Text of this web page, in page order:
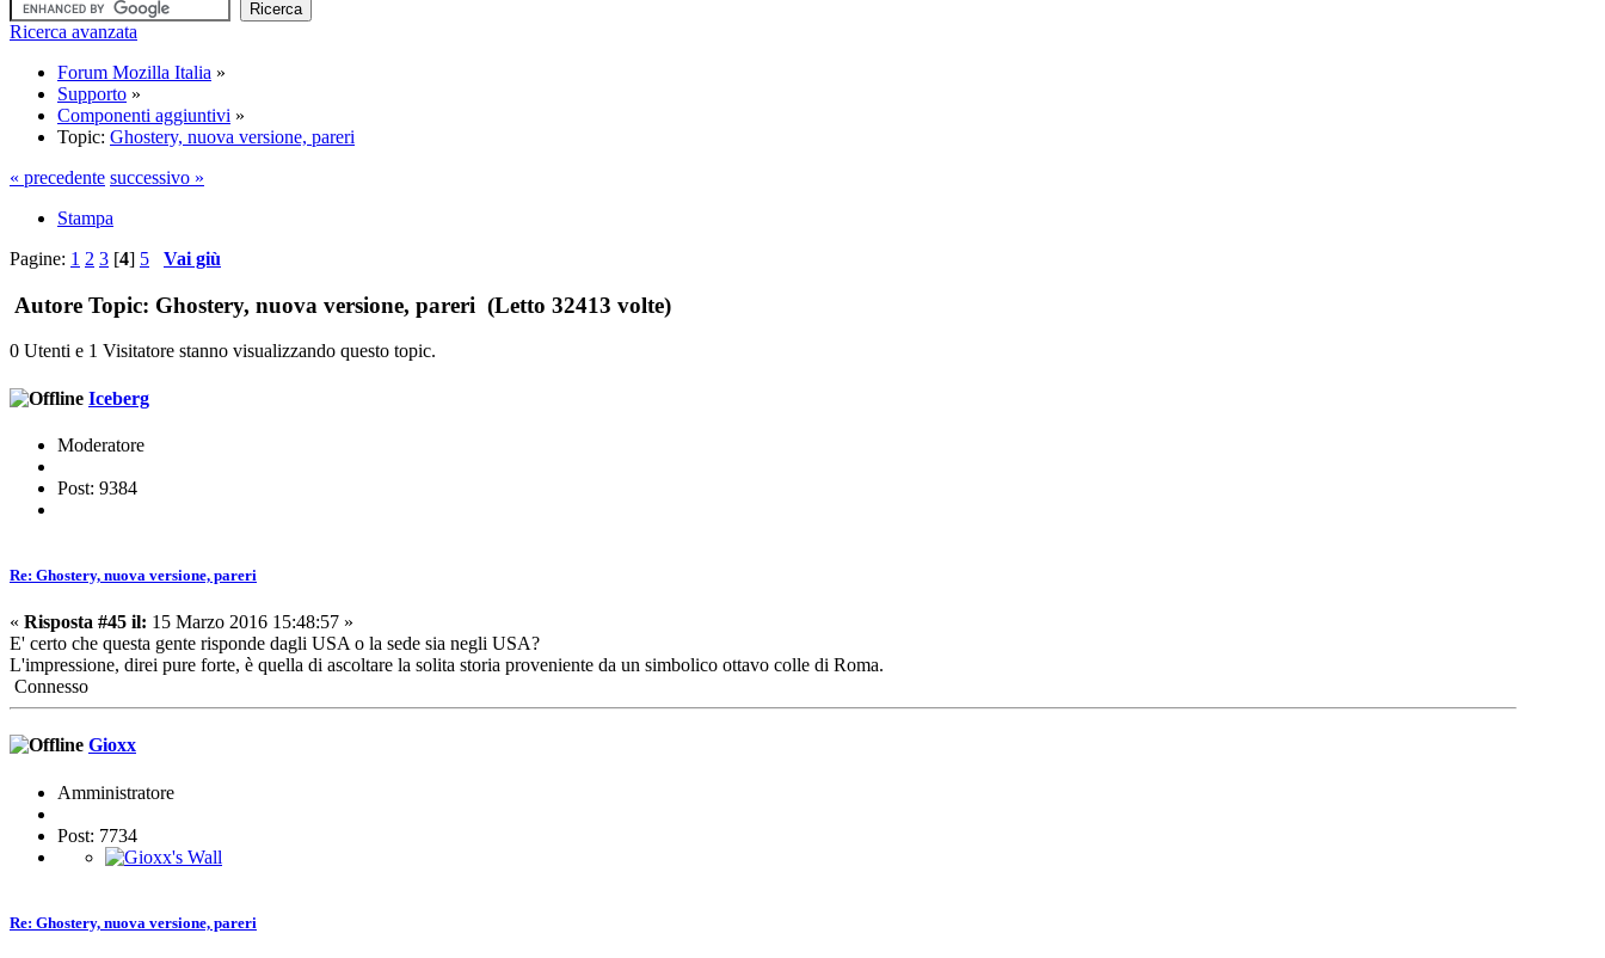
Ricerca avanzata
Forum Mozilla Italia »
Supporto »
Componenti aggiuntivi »
Topic: Ghostery, nuova versione, pareri
« precedente successivo »
Stampa
Pagine: 1 2 3 [4] 5 Vai giù
Autore Topic: Ghostery, nuova versione, pareri (Letto 32413 volte)
0 Utenti e 1 Visitatore stanno visualizzando questo topic.
Iceberg
Moderatore
Post: 9384
Re: Ghostery, nuova versione, pareri
« Risposta #45 il: 15 Marzo 2016 15:48:57 »
E' certo che questa gente risponde dagli USA o la sede sia negli USA?
L'impressione, direi pure forte, è quella di ascoltare la solita storia proveniente da un simbolico ottavo colle di Roma.
Connesso
Gioxx
Amministratore
Post: 7734
Re: Ghostery, nuova versione, pareri